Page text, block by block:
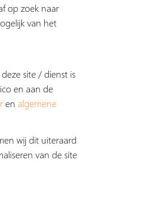
op zoek naar
van het
site / dienst is
en aan de
en algemene
wij dit uiteraard
van de site